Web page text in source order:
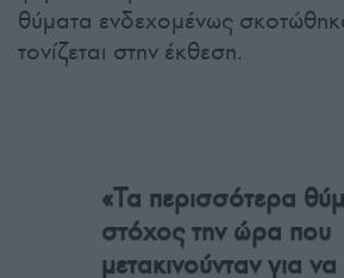
θύματα ενδεχομένως
τονίζεται στην έκθεση.
«Τα περισσότερα
στόχος την ώρα που
μετακινούνταν για